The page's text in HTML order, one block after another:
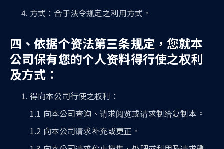
方式：合于法令规定之利用方式。
四、依据个资法第三条规定，您就本
公司保有您的个人资料得行使之权利
及方式：
得向本公司行使之权利：
1.1 向本公司查询、请求阅览或请求制给复制本。
1.2 向本公司请求补充或更正。